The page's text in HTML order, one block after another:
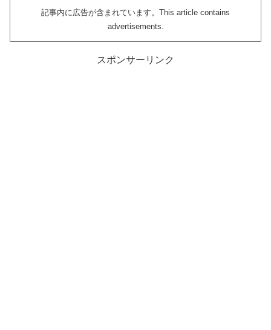
記事内に広告が含まれています。This article contains
advertisements.
スポンサーリンク